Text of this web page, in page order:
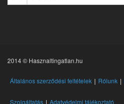
2014 © Hasznaltingatlan.hu
Általános szerződési feltételek Rólunk
Szolgáltatás Adatvédelmi tájékoztató